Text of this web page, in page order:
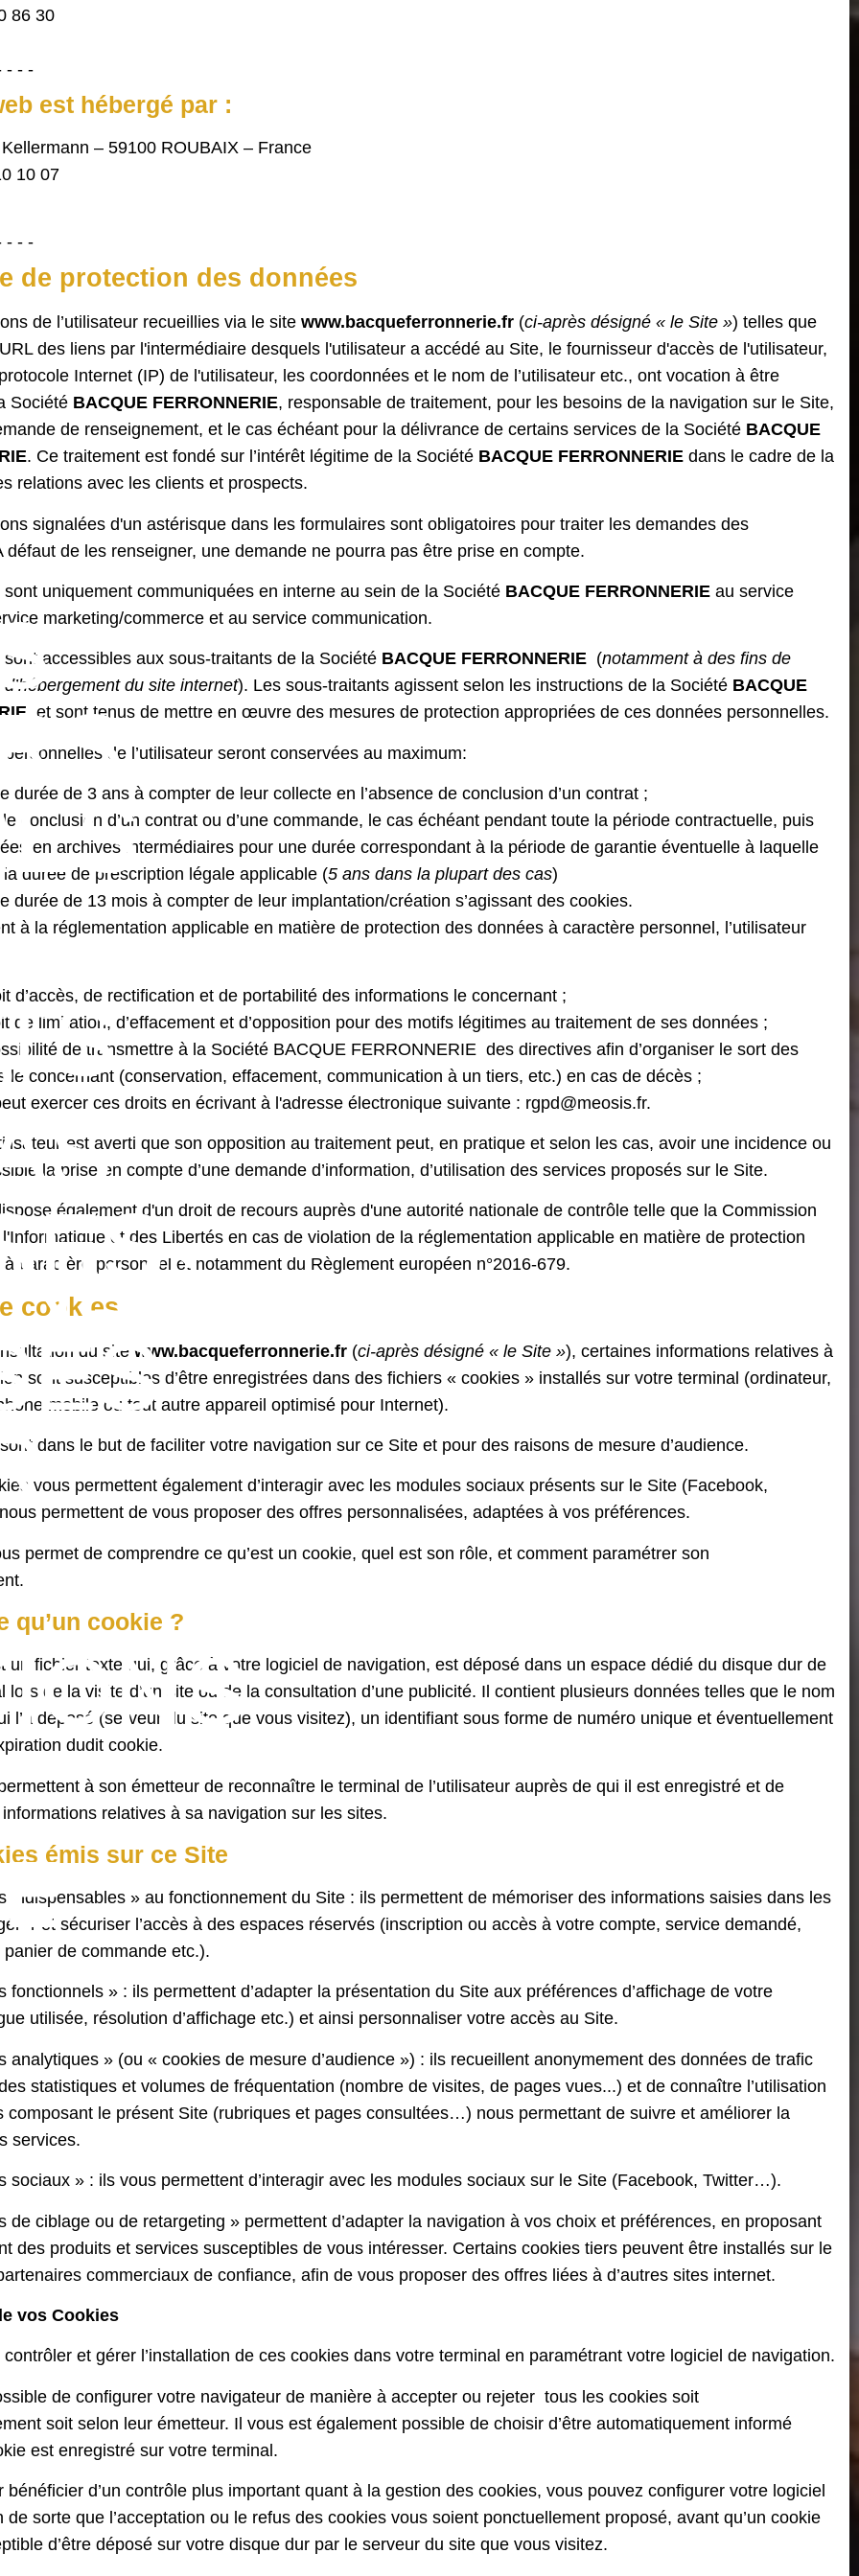
86 30
- - -
est hébergé par :
– 59100 ROUBAIX – France
10 07
- - -
de protection des données
de l’utilisateur recueillies via le site www.bacqueferronnerie.fr (ci-après désigné « le Site ») telles que
des liens par l'intermédiaire desquels l'utilisateur a accédé au Site, le fournisseur d'accès de l'utilisateur,
Internet (IP) de l'utilisateur, les coordonnées et le nom de l’utilisateur etc., ont vocation à être
Société BACQUE FERRONNERIE, responsable de traitement, pour les besoins de la navigation sur le Site,
de renseignement, et le cas échéant pour la délivrance de certains services de la Société BACQUE
. Ce traitement est fondé sur l’intérêt légitime de la Société BACQUE FERRONNERIE dans le cadre de la
relations avec les clients et prospects.
signalées d'un astérisque dans les formulaires sont obligatoires pour traiter les demandes des
défaut de les renseigner, une demande ne pourra pas être prise en compte.
sont uniquement communiquées en interne au sein de la Société BACQUE FERRONNERIE au service
marketing/commerce et au service communication.
sont accessibles aux sous-traitants de la Société BACQUE FERRONNERIE (notamment à des fins de
du site internet). Les sous-traitants agissent selon les instructions de la Société BACQUE
, et sont tenus de mettre en œuvre des mesures de protection appropriées de ces données personnelles.
de l’utilisateur seront conservées au maximum:
durée de 3 ans à compter de leur collecte en l’absence de conclusion d’un contrat ;
conclusion d’un contrat ou d’une commande, le cas échéant pendant toute la période contractuelle, puis
en archives intermédiaires pour une durée correspondant à la période de garantie éventuelle à laquelle
la durée de prescription légale applicable (5 ans dans la plupart des cas)
durée de 13 mois à compter de leur implantation/création s’agissant des cookies.
à la réglementation applicable en matière de protection des données à caractère personnel, l’utilisateur
d’accès, de rectification et de portabilité des informations le concernant ;
de limitation, d’effacement et d’opposition pour des motifs légitimes au traitement de ses données ;
de transmettre à la Société BACQUE FERRONNERIE des directives afin d’organiser le sort des
le concernant (conservation, effacement, communication à un tiers, etc.) en cas de décès ;
exercer ces droits en écrivant à l'adresse électronique suivante : rgpd@meosis.fr.
est averti que son opposition au traitement peut, en pratique et selon les cas, avoir une incidence ou
la prise en compte d’une demande d’information, d’utilisation des services proposés sur le Site.
également d'un droit de recours auprès d'une autorité nationale de contrôle telle que la Commission
et des Libertés en cas de violation de la réglementation applicable en matière de protection
à caractère personnel et notamment du Règlement européen n°2016-679.
cookies
du site www.bacqueferronnerie.fr (ci-après désigné « le Site »), certaines informations relatives à
sont susceptibles d’être enregistrées dans des fichiers « cookies » installés sur votre terminal (ordinateur,
mobile ou tout autre appareil optimisé pour Internet).
dans le but de faciliter votre navigation sur ce Site et pour des raisons de mesure d’audience.
vous permettent également d’interagir avec les modules sociaux présents sur le Site (Facebook,
permettent de vous proposer des offres personnalisées, adaptées à vos préférences.
permet de comprendre ce qu’est un cookie, quel est son rôle, et comment paramétrer son
qu’un cookie ?
un fichier texte qui, grâce à votre logiciel de navigation, est déposé dans un espace dédié du disque dur de
lors de la visite d’un site ou de la consultation d’une publicité. Il contient plusieurs données telles que le nom
l’a déposé (serveur du site que vous visitez), un identifiant sous forme de numéro unique et éventuellement
dudit cookie.
à son émetteur de reconnaître le terminal de l’utilisateur auprès de qui il est enregistré et de
relatives à sa navigation sur les sites.
émis sur ce Site
indispensables » au fonctionnement du Site : ils permettent de mémoriser des informations saisies dans les
et sécuriser l’accès à des espaces réservés (inscription ou accès à votre compte, service demandé,
panier de commande etc.).
fonctionnels » : ils permettent d’adapter la présentation du Site aux préférences d’affichage de votre
utilisée, résolution d’affichage etc.) et ainsi personnaliser votre accès au Site.
analytiques » (ou « cookies de mesure d’audience ») : ils recueillent anonymement des données de trafic
statistiques et volumes de fréquentation (nombre de visites, de pages vues...) et de connaître l’utilisation
composant le présent Site (rubriques et pages consultées…) nous permettant de suivre et améliorer la
services.
sociaux » : ils vous permettent d’interagir avec les modules sociaux sur le Site (Facebook, Twitter…).
de ciblage ou de retargeting » permettent d’adapter la navigation à vos choix et préférences, en proposant
des produits et services susceptibles de vous intéresser. Certains cookies tiers peuvent être installés sur le
commerciaux de confiance, afin de vous proposer des offres liées à d’autres sites internet.
vos Cookies
et gérer l’installation de ces cookies dans votre terminal en paramétrant votre logiciel de navigation.
de configurer votre navigateur de manière à accepter ou rejeter tous les cookies soit
soit selon leur émetteur. Il vous est également possible de choisir d’être automatiquement informé
est enregistré sur votre terminal.
bénéficier d’un contrôle plus important quant à la gestion des cookies, vous pouvez configurer votre logiciel
de sorte que l’acceptation ou le refus des cookies vous soient ponctuellement proposé, avant qu’un cookie
d’être déposé sur votre disque dur par le serveur du site que vous visitez.